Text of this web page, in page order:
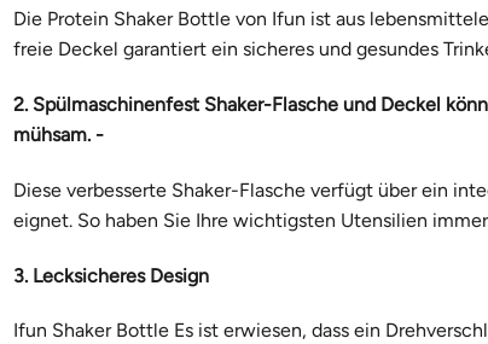
Die Protein Shaker Bottle von Ifun ist aus
freie Deckel garantiert ein sicheres und gesundes
2. Spülmaschinenfest Shaker-Flasche und Deckel
mühsam. -
Diese verbesserte Shaker-Flasche verfügt über ein
eignet. So haben Sie Ihre wichtigsten Utensilien
3. Lecksicheres Design
Ifun Shaker Bottle Es ist erwiesen, dass ein